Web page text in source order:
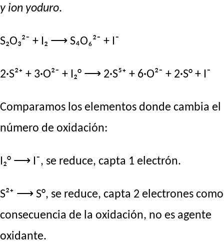
y ion yoduro.
S₂O₃²⁻ + I₂ ⟶ S₄O₆²⁻ + I⁻
2·S²⁺ + 3·O²⁻ + I₂° ⟶ 2·S⁵⁺ + 6·O²⁻ + 2·S° + I⁻
Comparamos los elementos donde cambia el
número de oxidación:
I₂° ⟶ I⁻, se reduce, capta 1 electrón.
S²⁺ ⟶ S°, se reduce, capta 2 electrones como
consecuencia de la oxidación, no es agente
oxidante.